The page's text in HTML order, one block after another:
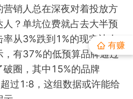
销人总在深夜对着投放方
？单坑位费就占去大半预
从3%跌到1%的现实让人
有37%的低预算品牌通过
破圈，其中15%的品牌
过1:8，这组数据或许能给
有赚
多平台接单
推广投放